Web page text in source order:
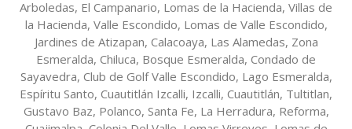
Arboledas, El Campanario, Lomas de la Hacienda, Villas de
la Hacienda, Valle Escondido, Lomas de Valle Escondido,
Jardines de Atizapan, Calacoaya, Las Alamedas, Zona
Esmeralda, Chiluca, Bosque Esmeralda, Condado de
Sayavedra, Club de Golf Valle Escondido, Lago Esmeralda,
Espíritu Santo, Cuautitlán Izcalli, Izcalli, Cuautitlán, Tultitlan,
Gustavo Baz, Polanco, Santa Fe, La Herradura, Reforma,